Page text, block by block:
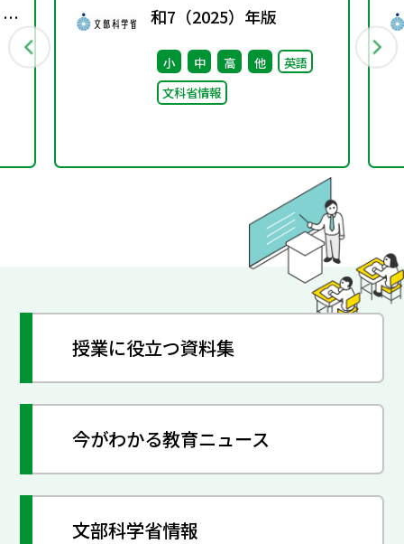
和7（2025）年版
小 中 高 他
英語
文科省情報
授業に役立つ資料集
今がわかる教育ニュース
文部科学省情報